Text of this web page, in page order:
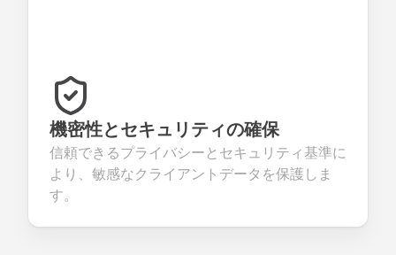
機密性とセキュリティの確保
信頼できるプライバシーとセキュリティ基準に
より、敏感なクライアントデータを保護しま
す。